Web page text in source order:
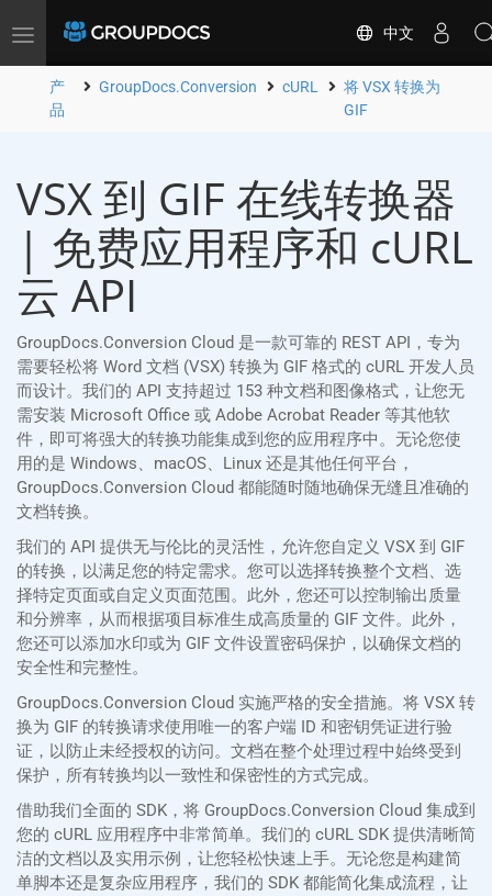
Toggle
中文
产
品
GroupDocs.Conversion cURL
将 VSX 转换为
GIF
VSX 到 GIF 在线转换器
| 免费应用程序和 cURL
云 API
GroupDocs.Conversion Cloud 是一款可靠的 REST API，专为
需要轻松将 Word 文档 (VSX) 转换为 GIF 格式的 cURL 开发人员
而设计。我们的 API 支持超过 153 种文档和图像格式，让您无
需安装 Microsoft Office 或 Adobe Acrobat Reader 等其他软
件，即可将强大的转换功能集成到您的应用程序中。无论您使
用的是 Windows、macOS、Linux 还是其他任何平台，
GroupDocs.Conversion Cloud 都能随时随地确保无缝且准确的
文档转换。
我们的 API 提供无与伦比的灵活性，允许您自定义 VSX 到 GIF
的转换，以满足您的特定需求。您可以选择转换整个文档、选
择特定页面或自定义页面范围。此外，您还可以控制输出质量
和分辨率，从而根据项目标准生成高质量的 GIF 文件。此外，
您还可以添加水印或为 GIF 文件设置密码保护，以确保文档的
安全性和完整性。
GroupDocs.Conversion Cloud 实施严格的安全措施。将 VSX 转
换为 GIF 的转换请求使用唯一的客户端 ID 和密钥凭证进行验
证，以防止未经授权的访问。文档在整个处理过程中始终受到
保护，所有转换均以一致性和保密性的方式完成。
借助我们全面的 SDK，将 GroupDocs.Conversion Cloud 集成到
您的 cURL 应用程序中非常简单。我们的 cURL SDK 提供清晰简
洁的文档以及实用示例，让您轻松快速上手。无论您是构建简
单脚本还是复杂应用程序，我们的 SDK 都能简化集成流程，让